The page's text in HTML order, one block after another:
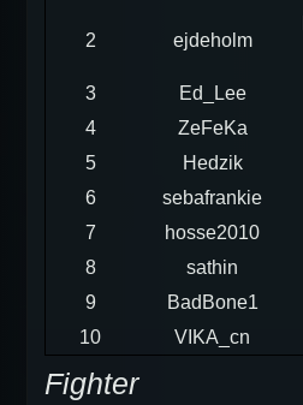
2 ejdeholm
3
Ed_Lee
4
ZeFeKa
5
Hedzik
6
sebafrankie
7
hosse2010
8
sathin
9
BadBone1
10
VIKA_cn
Fighter